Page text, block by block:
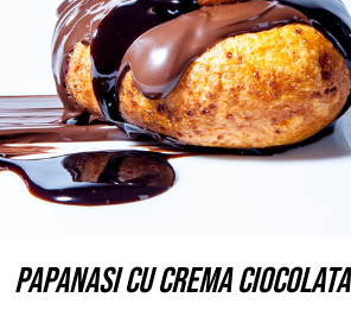
ADAUGĂ ÎN COȘ / DETALII
Papanasi cu crema ciocolata